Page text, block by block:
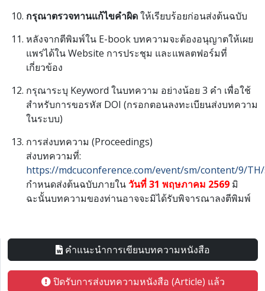
กรุณาตรวจทานแก้ไขคำผิดให้เรียบร้อยก่อนส่งต้นฉบับ
หลังจากตีพิมพ์ใน E-book บทความจะต้องอนุญาตให้เผย
แพร่ได้ใน Website การประชุม และแพลตฟอร์มที่
เกี่ยวข้อง
กรุณาระบุ Keyword ในบทความ อย่างน้อย 3 คำ เพื่อใช้
สำหรับการขอรหัส DOI (กรอกตอนลงทะเบียนส่งบทความ
ในระบบ)
การส่งบทความ (Proceedings)
ส่งบทความที่:
https://mdcuconference.com/event/sm/content/9/
กำหนดส่งต้นฉบับภายในวันที่ 31 พฤษภาคม 2569 มิ
ฉะนั้นบทความของท่านอาจจะมิได้รับพิจารณาลงตีพิมพ์
คำแนะนำการเขียนบทความหนังสือ
ปิดรับการส่งบทความหนังสือ (Article) แล้ว